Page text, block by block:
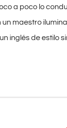
a poco lo
maestro
inglés de estilo